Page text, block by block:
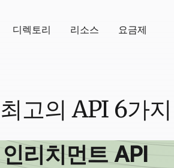
디렉토리 리소스 요금제
고의 API 6가
리치먼트 API